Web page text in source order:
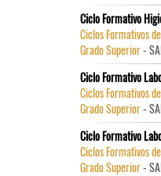
Ciclo Formativo
Ciclos Formativos
Grado Superior-
Ciclo Formativo
Ciclos Formativos
Grado Superior-
Ciclo Formativo
Ciclos Formativos
Grado Superior-